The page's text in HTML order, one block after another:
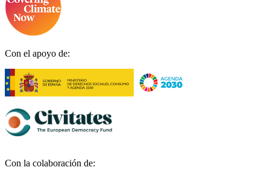
Con el apoyo de:
Con la colaboración de: